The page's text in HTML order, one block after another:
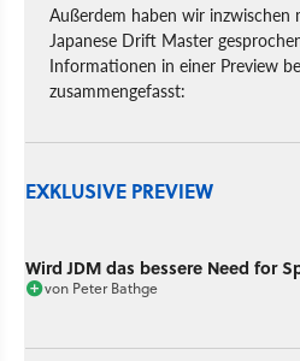
Außerdem haben wir
Japanese Drift Master
Informationen in einer Preview
zusammengefasst:
EXKLUSIVE PREVIEW
Wird JDM das bessere Need for
von Peter Bathge